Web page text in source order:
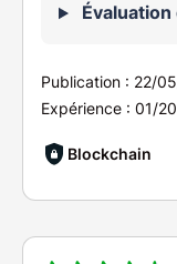
Publication : 22/
Expérience : 01/
Blockchain